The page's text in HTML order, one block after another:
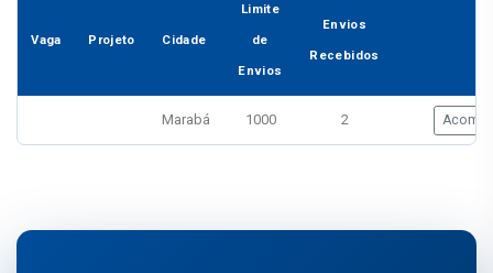
Vaga Projeto Cidade
Limite
de
Envios
Envios
Recebidos
Marabá 1000 2